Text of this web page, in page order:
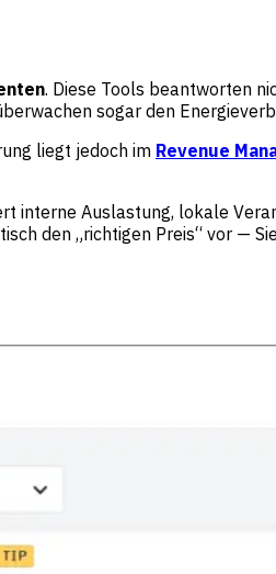
. Diese Tools beantworten
sogar den
liegt jedoch im Revenue
interne Auslastung, lokale
den „richtigen Preis“ vor —